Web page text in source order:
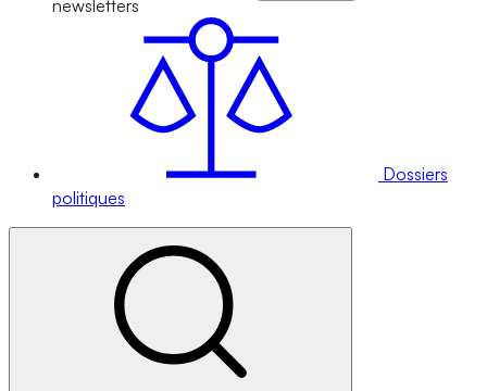
newsletters
Dossiers
politiques